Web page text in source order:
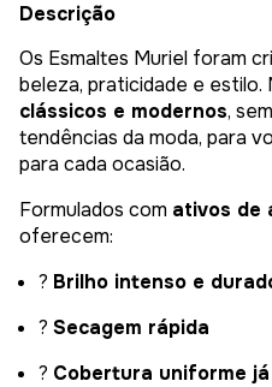
Descrição
Os Esmaltes Muriel foram
beleza, praticidade e estilo.
clássicos e modernos,
tendências da moda, para
para cada ocasião.
Formulados com ativos de
oferecem:
? Brilho intenso e
? Secagem rápida
? Cobertura uniforme